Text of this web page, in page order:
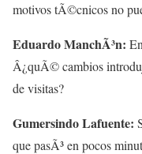
motivos tÃ©cnicos no
Eduardo ManchÃ³n:
Â¿quÃ© cambios
de visitas?
Gumersindo Lafuente:
que pasÃ³ en pocos